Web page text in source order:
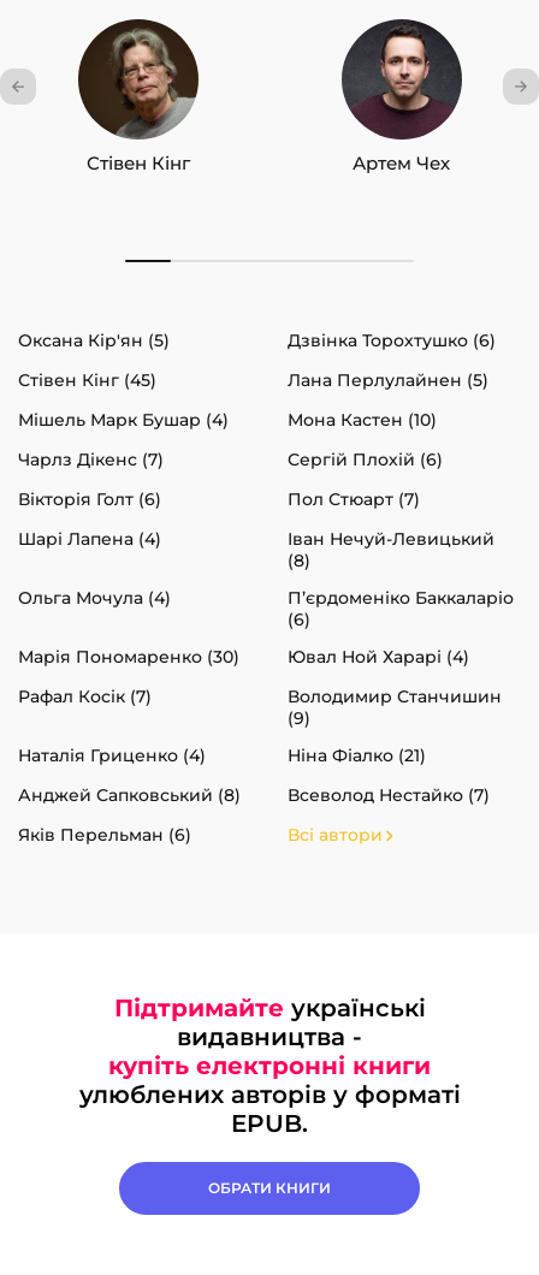
Стівен Кінг Артем Чех
Оксана Кір'ян (5)
Дзвінка Торохтушко (6)
Стівен Кінг (45)
Лана Перлулайнен (5)
Мішель Марк Бушар (4)
Мона Кастен (10)
Чарлз Дікенс (7)
Сергій Плохій (6)
Вікторія Голт (6)
Пол Стюарт (7)
Шарі Лапена (4)
Іван Нечуй-Левицький
(8)
Ольга Мочула (4)
П’єрдоменіко Баккаларіо
(6)
Марія Пономаренко (30)
Ювал Ной Харарі (4)
Рафал Косік (7)
Володимир Станчишин
(9)
Наталія Гриценко (4)
Ніна Фіалко (21)
Анджей Сапковський (8)
Всеволод Нестайко (7)
Яків Перельман (6)
Всі автори
Підтримайте українські
видавництва -
купіть електронні книги
улюблених авторів у форматі
EPUB.
ОБРАТИ КНИГИ